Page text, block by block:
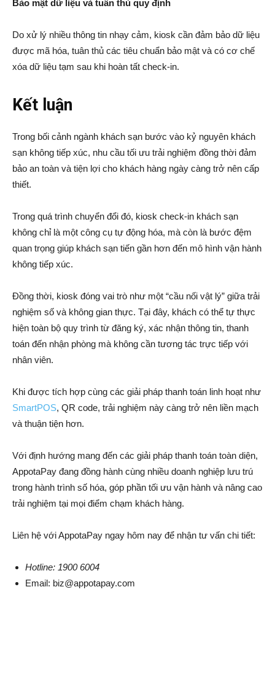
Bảo mật dữ liệu và tuân thủ quy định
Do xử lý nhiều thông tin nhạy cảm, kiosk cần đảm bảo dữ liệu
được mã hóa, tuân thủ các tiêu chuẩn bảo mật và có cơ chế
xóa dữ liệu tạm sau khi hoàn tất check-in.
Kết luận
Trong bối cảnh ngành khách sạn bước vào kỷ nguyên khách
sạn không tiếp xúc, nhu cầu tối ưu trải nghiệm đồng thời đảm
bảo an toàn và tiện lợi cho khách hàng ngày càng trở nên cấp
thiết.
Trong quá trình chuyển đổi đó, kiosk check-in khách sạn
không chỉ là một công cụ tự động hóa, mà còn là bước đệm
quan trọng giúp khách sạn tiến gần hơn đến mô hình vận hành
không tiếp xúc.
Đồng thời, kiosk đóng vai trò như một “cầu nối vật lý” giữa trải
nghiệm số và không gian thực. Tại đây, khách có thể tự thực
hiện toàn bộ quy trình từ đăng ký, xác nhận thông tin, thanh
toán đến nhận phòng mà không cần tương tác trực tiếp với
nhân viên.
Khi được tích hợp cùng các giải pháp thanh toán linh hoạt như
SmartPOS, QR code, trải nghiệm này càng trở nên liền mạch
và thuận tiện hơn.
Với định hướng mang đến các giải pháp thanh toán toàn diện,
AppotaPay đang đồng hành cùng nhiều doanh nghiệp lưu trú
trong hành trình số hóa, góp phần tối ưu vận hành và nâng cao
trải nghiệm tại mọi điểm chạm khách hàng.
Liên hệ với AppotaPay ngay hôm nay để nhận tư vấn chi tiết:
Hotline: 1900 6004
Email: biz@appotapay.com